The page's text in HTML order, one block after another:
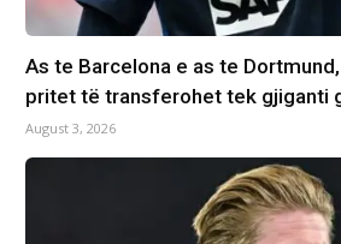
As te Barcelona e as te
pritet të transferohet tek gjiganti
August 3, 2026